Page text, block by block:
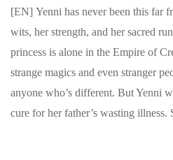
[EN] Yenni has never been this far
wits, her strength, and her sacred
princess is alone in the Empire of
strange magics and even stranger
anyone who’s different. But Yenni
cure for her father’s wasting